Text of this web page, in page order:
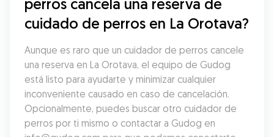
perros cancela una reserva de
cuidado de perros en La Orotava?
Aunque es raro que un cuidador de perros cancele
una reserva en La Orotava, el equipo de Gudog
está listo para ayudarte y minimizar cualquier
inconveniente causado en caso de cancelación.
Opcionalmente, puedes buscar otro cuidador de
perros por ti mismo o contactar a Gudog en